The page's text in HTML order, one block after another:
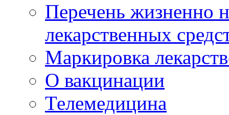
Перечень жизненно
лекарственных
Маркировка
О вакцинации
Телемедицина